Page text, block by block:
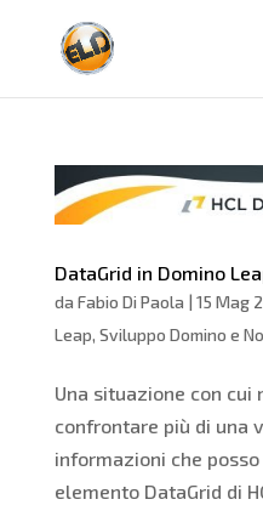
DataGrid in Domino
da Fabio Di Paola | 15 Mag
Leap, Sviluppo Domino e
Una situazione con cui
confrontare più di una
informazioni che
elemento DataGrid di